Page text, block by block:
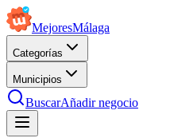
MejoresMálaga
Categorías
Municipios
BuscarAñadir negocio